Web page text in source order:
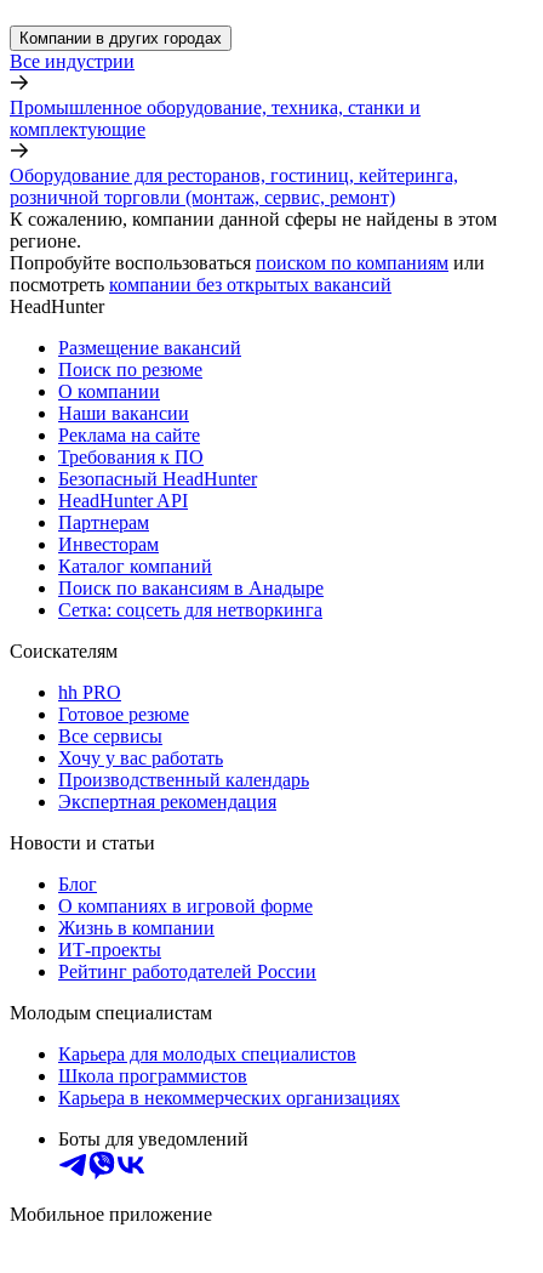
Компании в других городах
Все индустрии
Промышленное оборудование, техника, станки и
комплектующие
Оборудование для ресторанов, гостиниц, кейтеринга,
розничной торговли (монтаж, сервис, ремонт)
К сожалению, компании данной сферы не найдены в этом
регионе.
Попробуйте воспользоваться поиском по компаниям или
посмотреть компании без открытых вакансий
HeadHunter
Размещение вакансий
Поиск по резюме
О компании
Наши вакансии
Реклама на сайте
Требования к ПО
Безопасный HeadHunter
HeadHunter API
Партнерам
Инвесторам
Каталог компаний
Поиск по вакансиям в Анадыре
Сетка: соцсеть для нетворкинга
Соискателям
hh PRO
Готовое резюме
Все сервисы
Хочу у вас работать
Производственный календарь
Экспертная рекомендация
Новости и статьи
Блог
О компаниях в игровой форме
Жизнь в компании
ИТ-проекты
Рейтинг работодателей России
Молодым специалистам
Карьера для молодых специалистов
Школа программистов
Карьера в некоммерческих организациях
Боты для уведомлений
Мобильное приложение